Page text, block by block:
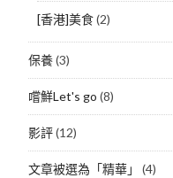
[香港]美食(2)
保養(3)
嚐鮮Let's go (8)
影評(12)
文章被選為「精華」 (4)